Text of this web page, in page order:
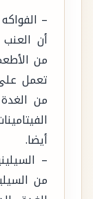
–
أن العنب
من
تعمل
من
أيضا.
–
من